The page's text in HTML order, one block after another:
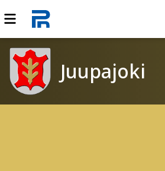
Juupajoki